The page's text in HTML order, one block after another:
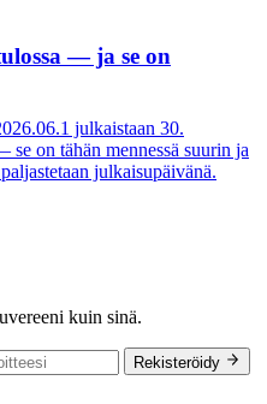
— ja se on
julkaistaan 30.
on tähän mennessä suurin ja
julkaisupäivänä.
kuin sinä.
Rekisteröidy